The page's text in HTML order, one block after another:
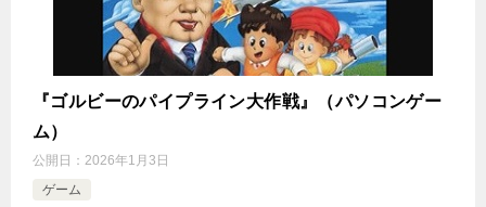
『ゴルビーのパイプライン大作戦』（パソコンゲー
ム）
公開日： 2026年1月3日
ゲーム